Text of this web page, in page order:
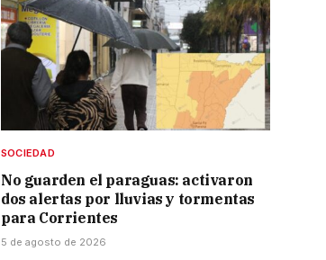
SOCIEDAD
No guarden el paraguas: activaron
dos alertas por lluvias y tormentas
para Corrientes
5 de agosto de 2026